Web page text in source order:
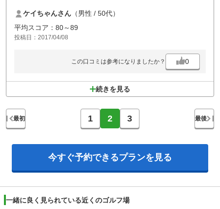
ても良いのではないか？
ケイちゃんさん （男性 / 50代）
平均スコア：80～89
投稿日：2017/04/08
この口コミは参考になりましたか？ 0
続きを見る
最初 1 2 3 最後
今すぐ予約できるプランを見る
一緒に良く見られている近くのゴルフ場